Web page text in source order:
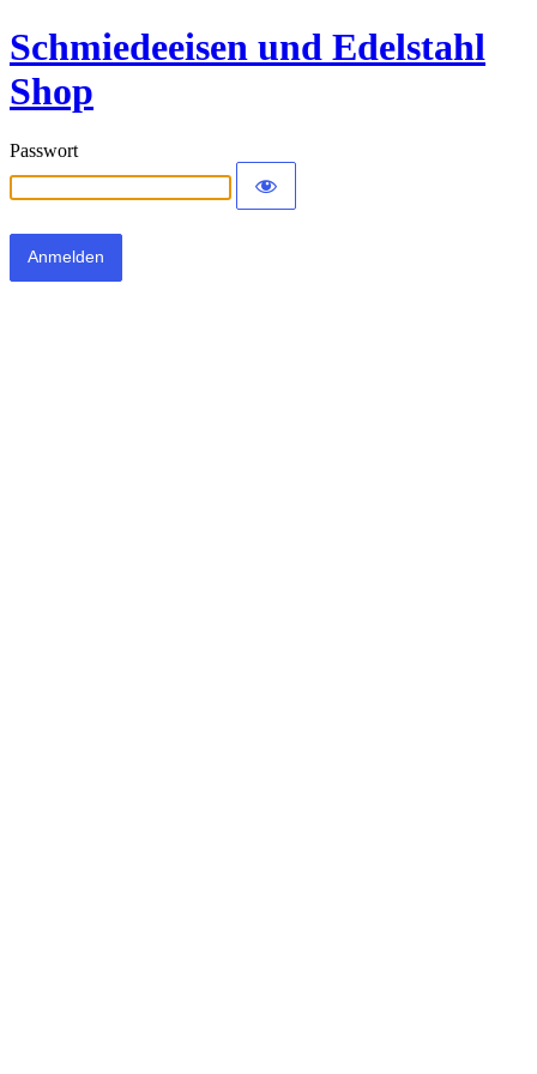
Schmiedeeisen und Edelstahl
Shop
Passwort